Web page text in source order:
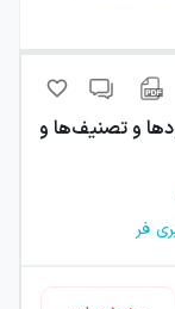
و تصنیف‌ها و
فر